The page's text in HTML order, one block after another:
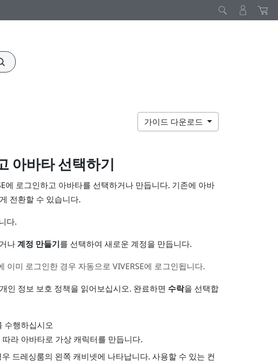
가이드 다운로드
아바타 선택하기
에 로그인하고 아바타를 선택하거나 만듭니다. 기존에 아바
전환할 수 있습니다.
다.
나계정 만들기를 선택하여 새로운 계정을 만듭니다.
이미 로그인한 경우 자동으로 VIVERSE에 로그인됩니다.
인 정보 보호 정책을 읽어보십시오. 완료하면 수락을 선택합
수행하십시오
라 아바타로 가상 캐릭터를 만듭니다.
드레싱룸의 왼쪽 캐비넷에 나타납니다. 사용할 수 있는 컨